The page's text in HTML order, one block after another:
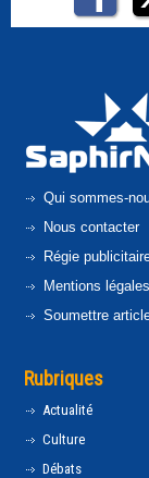
Qui sommes-
Nous contacter
Régie
Mentions légales
Soumettre
Rubriques
Actualité
Culture
Débats